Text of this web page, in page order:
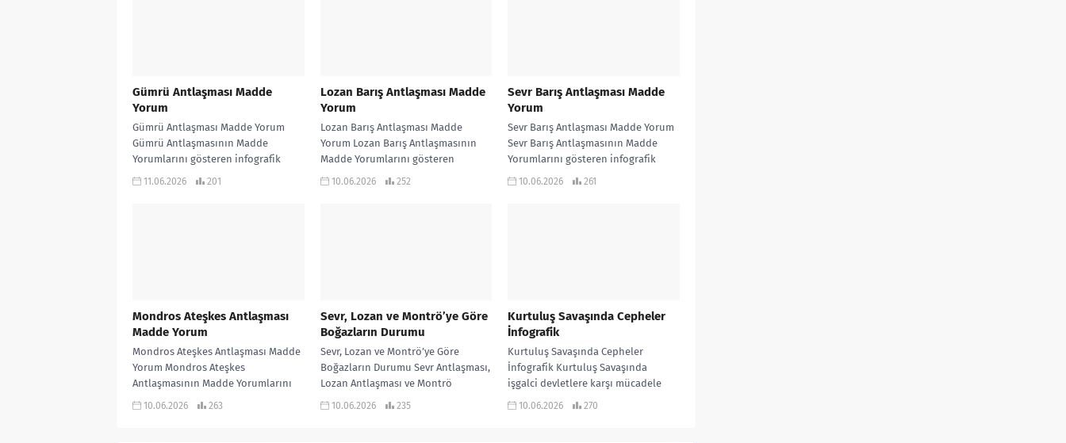
Gümrü Antlaşması Madde
Yorum
Gümrü Antlaşması Madde Yorum
Gümrü Antlaşmasının Madde
Yorumlarını gösteren infografik
çalışmadır… KONU ANLATIMLI
11.06.2026 201
Lozan Barış Antlaşması Madde
Yorum
Lozan Barış Antlaşması Madde
Yorum Lozan Barış Antlaşmasının
Madde Yorumlarını gösteren
infogafik çalışmadır… KONU
10.06.2026 252
Sevr Barış Antlaşması Madde
Yorum
Sevr Barış Antlaşması Madde Yorum
Sevr Barış Antlaşmasının Madde
Yorumlarını gösteren infografik
çalışmadır…
10.06.2026 261
Mondros Ateşkes Antlaşması
Madde Yorum
Mondros Ateşkes Antlaşması Madde
Yorum Mondros Ateşkes
Antlaşmasının Madde Yorumlarını
gösteren infografik çalışma… KONU
10.06.2026 263
Sevr, Lozan ve Montrö’ye Göre
Boğazların Durumu
Sevr, Lozan ve Montrö’ye Göre
Boğazların Durumu Sevr Antlaşması,
Lozan Antlaşması ve Montrö
Boğazlar Sözleşmesine Göre
10.06.2026 235
Kurtuluş Savaşında Cepheler
İnfografik
Kurtuluş Savaşında Cepheler
İnfografik Kurtuluş Savaşında
işgalci devletlere karşı mücadele
ettiğimiz cepheleri gösteren
10.06.2026 270